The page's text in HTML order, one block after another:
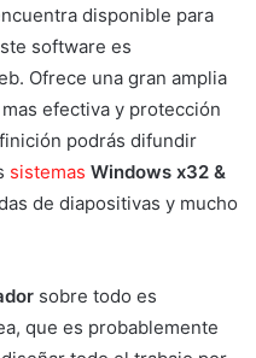
disponible para
software es
Ofrece una gran amplia
efectiva y protección
podrás difundir
sistemas Windows x32 &
de diapositivas y mucho
sobre todo es
que es probablemente